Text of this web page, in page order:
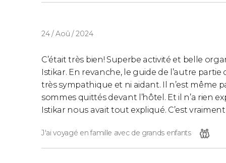
24 / Aoû / 2024
C’était très bien! Superbe activité et belle
Istikar. En revanche, le guide de l’autre
très sympathique et ni aidant. Il n’est même
sommes quittés devant l’hôtel. Et il n’a rien
Istikar nous avait tout expliqué. C’est
J'ai voyagé en famille avec de grands enfants